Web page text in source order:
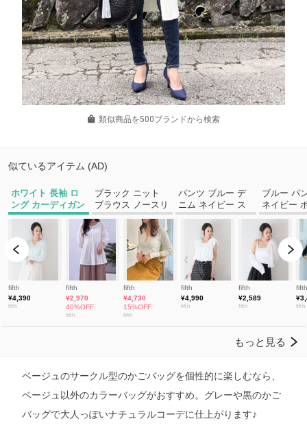
類似商品を500ブランドから検索
ベージュのサークル型のかごバッグを個性的に楽しむなら、
ベージュ以外のカラーバッグがおすすめ。グレーや黒のかご
バッグで大人っぽいナチュラルコーデに仕上がります♪